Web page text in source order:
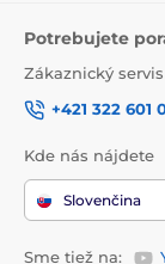
Potrebujete
Zákaznický
+421 322 601
Kde nás nájdete
Slovenčina
Sme tiež na: